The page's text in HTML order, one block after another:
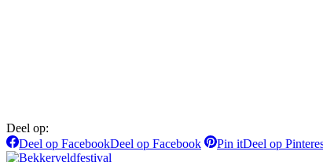
Deel op:
Deel op FacebookDeel op Facebook Pin itDeel op